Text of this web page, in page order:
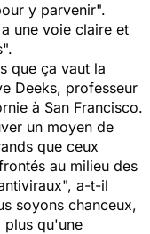
y parvenir".
une voie claire et
que ça vaut la
Deeks, professeur
à San Francisco.
un moyen de
que ceux
au milieu des
a-t-il
soyons chanceux,
plus qu'une